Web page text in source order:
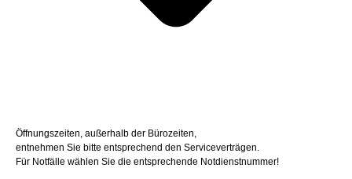
Öffnungszeiten, außerhalb der Bürozeiten,
entnehmen Sie bitte entsprechend den Serviceverträgen.
Für Notfälle wählen Sie die entsprechende Notdienstnummer!